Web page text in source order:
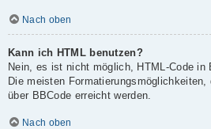
Nach oben
Kann ich HTML benutzen?
Nein, es ist nicht möglich, HTML-Code in
Die meisten
über BBCode erreicht werden.
Nach oben